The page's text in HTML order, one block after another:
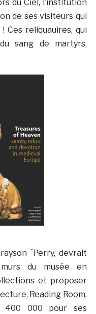
du Ciel, l’institution
de ses visiteurs qui
Ces reliquauires, qui
sang de martyrs,
¨Perry, devrait
du musée en
et proposer
Reading Room,
400 000 pour ses